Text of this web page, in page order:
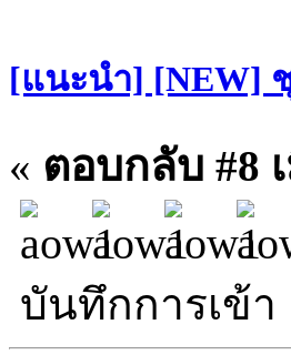
[แนะนำ] [NEW]
« ตอบกลับ #8
บันทึกการเข้า